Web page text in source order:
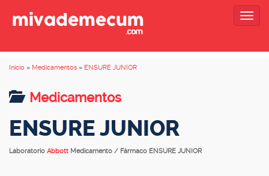
Inicio » Medicamentos » ENSURE JUNIOR
Medicamentos
ENSURE JUNIOR
Laboratorio Abbott Medicamento / Fármaco ENSURE JUNIOR